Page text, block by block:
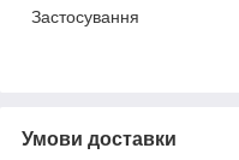
Застосування
Умови доставки